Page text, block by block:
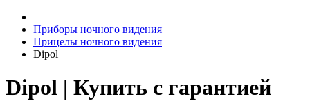
Приборы ночного видения
Прицелы ночного видения
Dipol
Dipol | Купить с гарантией